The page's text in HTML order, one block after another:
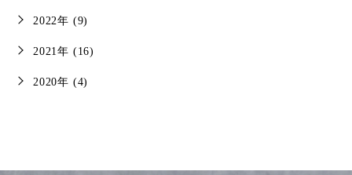
2022年 (9)
2021年 (16)
2020年 (4)